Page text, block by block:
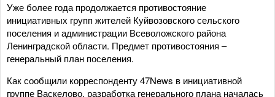
Уже более года продолжается противостояние
инициативных групп жителей Куйвозовского сельского
поселения и администрации Всеволожского района
Ленинградской области. Предмет противостояния –
генеральный план поселения.
Как сообщили корреспонденту 47News в инициативной
группе Васкелово, разработка генерального плана началась